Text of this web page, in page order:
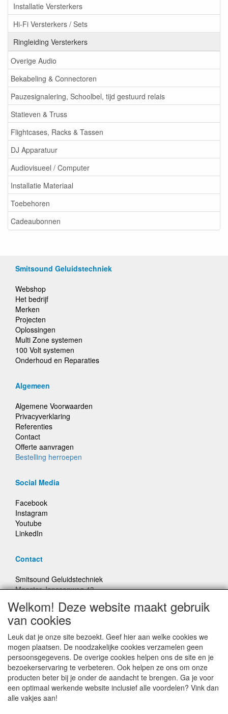
Installatie Versterkers
Hi-Fi Versterkers / Sets
Ringleiding Versterkers
Overige Audio
Bekabeling & Connectoren
Pauzesignalering, Schoolbel, tijd gestuurd relais
Statieven & Truss
Flightcases, Racks & Tassen
DJ Apparatuur
Audiovisueel / Computer
Installatie Materiaal
Toebehoren
Cadeaubonnen
Smitsound Geluidstechniek
Webshop
Het bedrijf
Merken
Projecten
Oplossingen
Multi Zone systemen
100 Volt systemen
Onderhoud en Reparaties
Algemeen
Algemene Voorwaarden
Privacyverklaring
Referenties
Contact
Offerte aanvragen
Bestelling herroepen
Social Media
Facebook
Instagram
Youtube
LinkedIn
Contact
Smitsound Geluidstechniek
Meester Janssenweg 43
E-mail: info@smitsound.nl
Telefoon: +31-(0)6-22256322
Bestellingen binnen Nederland, ongeacht gewicht, verstuurd
voor € 6,95
Prijzen inclusief 21% BTW, tenzij anders vermeldt
Welkom! Deze website maakt gebruik
van cookies
Leuk dat je onze site bezoekt. Geef hier aan welke cookies we
mogen plaatsen. De noodzakelijke cookies verzamelen geen
persoonsgegevens. De overige cookies helpen ons de site en je
bezoekerservaring te verbeteren. Ook helpen ze ons om onze
producten beter bij je onder de aandacht te brengen. Ga je voor
een optimaal werkende website inclusief alle voordelen? Vink dan
alle vakjes aan!